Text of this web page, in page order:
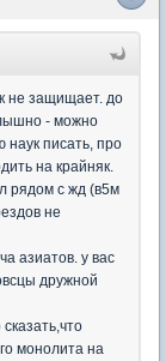
не защищает. до
- можно
наук писать, про
на крайняк.
рядом с жд (в5м
не
азиатов. у вас
дружной
монолита на